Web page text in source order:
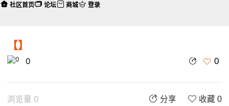
【】
0 0
浏览量 0 分享 收藏 0
社区首页 论坛 商城 登录